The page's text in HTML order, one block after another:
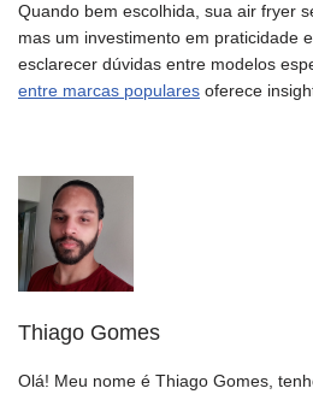
Quando bem escolhida, sua air fryer
mas um investimento em praticidade
esclarecer dúvidas entre modelos
entre marcas populares oferece
Thiago Gomes
Olá! Meu nome é Thiago Gomes,